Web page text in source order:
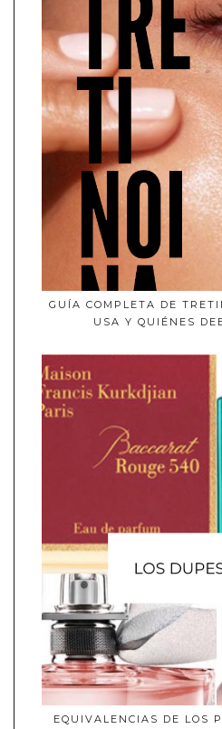
GUÍA COMPLETA DE
USA Y QUIÉNES
EQUIVALENCIAS DE LOS